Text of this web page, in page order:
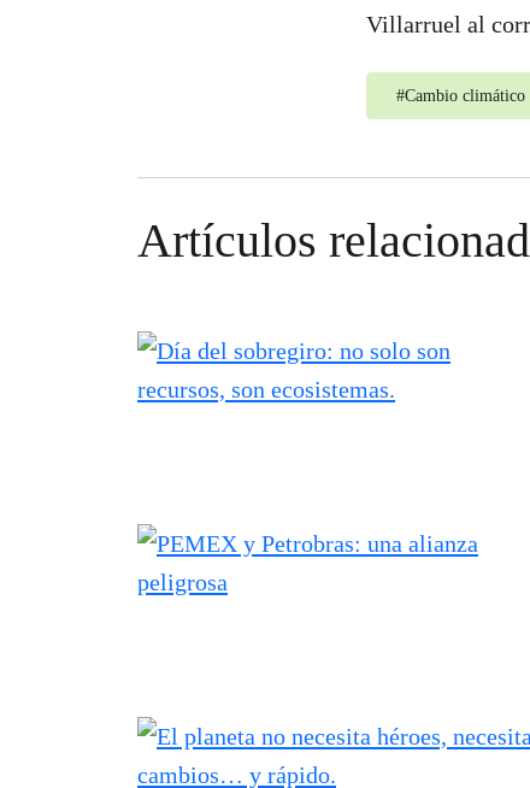
Villarruel al
#Cambio climático
Artículos